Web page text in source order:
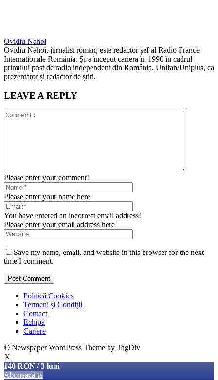
Ovidiu Nahoi
Ovidiu Nahoi, jurnalist român, este redactor șef al Radio France
Internationale România. Și-a început cariera în 1990 în cadrul
primului post de radio independent din România, Unifan/Uniplus, ca
prezentator și redactor de știri.
LEAVE A REPLY
Please enter your comment!
Please enter your name here
You have entered an incorrect email address!
Please enter your email address here
Save my name, email, and website in this browser for the next
time I comment.
Politică Cookies
Termeni și Condiții
Contact
Echipă
Cariere
© Newspaper WordPress Theme by TagDiv
X
140 RON / 3 luni
Abonează-te